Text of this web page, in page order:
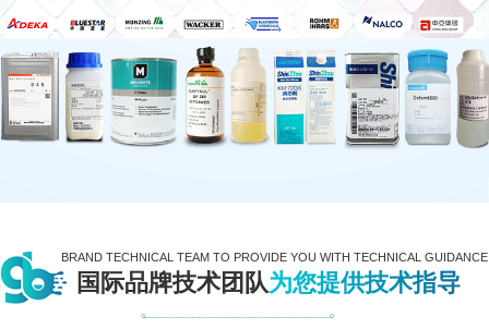
BRAND TECHNICAL TEAM TO PROVIDE YOU WITH TECHNICAL GUIDANCE
国际品牌技术团队为您提供技术指导